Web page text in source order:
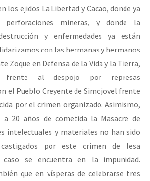
los ejidos La Libertad y Cacao, donde ya
perforaciones mineras, y donde la
y enfermedades ya están
con las hermanas y hermanos
Zoque en Defensa de la Vida y la Tierra,
frente al despojo por represas
el Pueblo Creyente de Simojovel frente
por el crimen organizado. Asimismo,
a 20 años de cometida la Masacre de
intelectuales y materiales no han sido
por este crimen de lesa
se encuentra en la impunidad.
que en vísperas de celebrarse tres